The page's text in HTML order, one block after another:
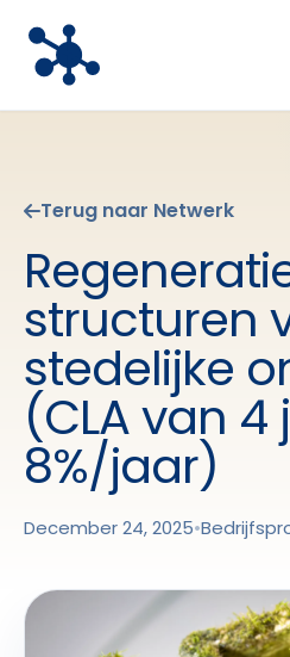
Terug naar Netwerk
structuren
stedelijke
(CLA van 4
8%/jaar)
December 24, 2025•